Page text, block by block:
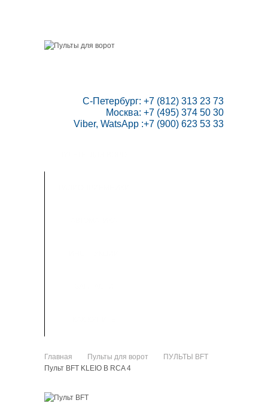
Москва: +7 (495) 374 50 30
Viber, WatsApp :+7 (900) 623 53 33
Главная
>
Пульты для ворот
ПУЛЬТЫ BFT
Пульт BFT KLEIO B RCA 4